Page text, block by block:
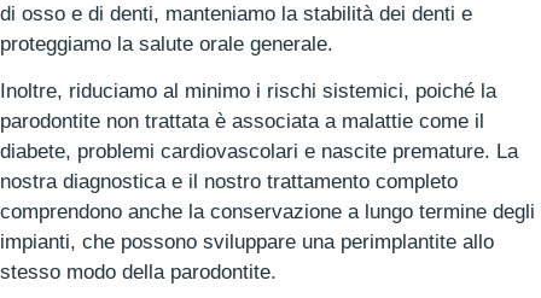
di osso e di denti, manteniamo la stabilità dei denti e
proteggiamo la salute orale generale.
Inoltre, riduciamo al minimo i rischi sistemici, poiché la
parodontite non trattata è associata a malattie come il
diabete, problemi cardiovascolari e nascite premature. La
nostra diagnostica e il nostro trattamento completo
comprendono anche la conservazione a lungo termine degli
impianti, che possono sviluppare una perimplantite allo
stesso modo della parodontite.